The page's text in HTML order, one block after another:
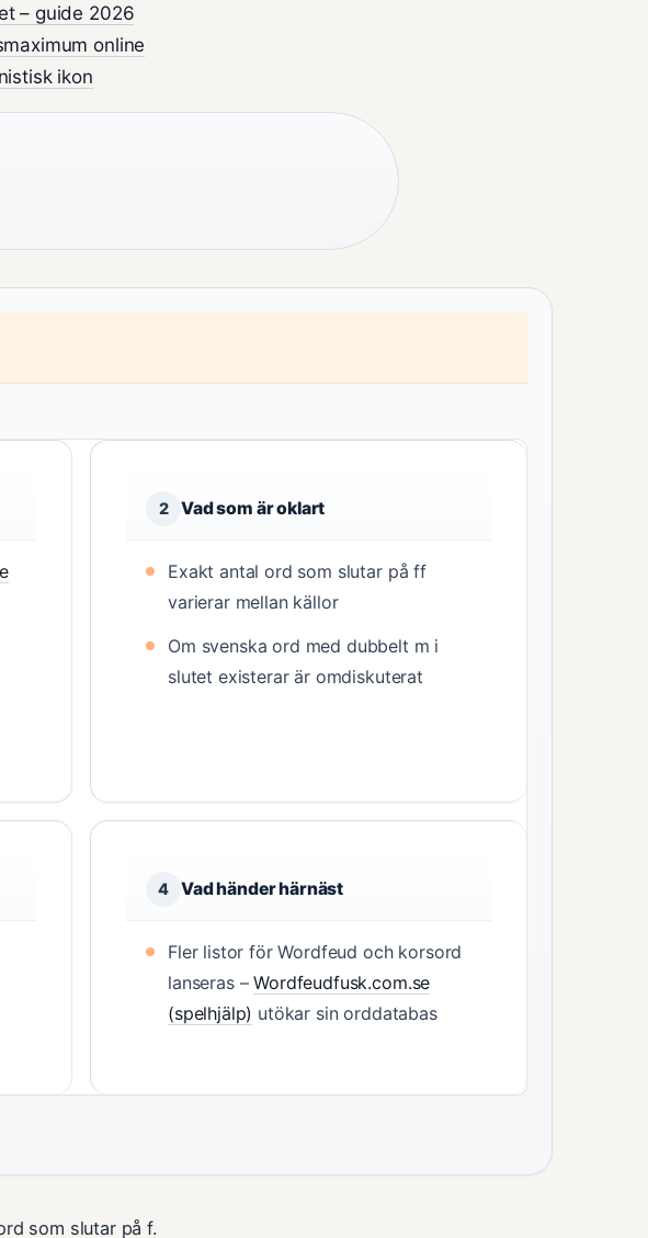
– guide 2026
online
ikon
2 Vad som är oklart
Exakt antal ord som slutar på ff
varierar mellan källor
Om svenska ord med dubbelt m i
slutet existerar är omdiskuterat
4 Vad händer härnäst
Fler listor för Wordfeud och korsord
lanseras –Wordfeudfusk.com.se
(spelhjälp) utökar sin orddatabas
som slutar på f.